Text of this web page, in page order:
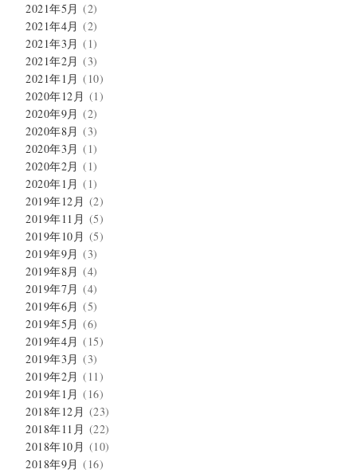
2021年5月 (2)
2021年4月 (2)
2021年3月 (1)
2021年2月 (3)
2021年1月 (10)
2020年12月 (1)
2020年9月 (2)
2020年8月 (3)
2020年3月 (1)
2020年2月 (1)
2020年1月 (1)
2019年12月 (2)
2019年11月 (5)
2019年10月 (5)
2019年9月 (3)
2019年8月 (4)
2019年7月 (4)
2019年6月 (5)
2019年5月 (6)
2019年4月 (15)
2019年3月 (3)
2019年2月 (11)
2019年1月 (16)
2018年12月 (23)
2018年11月 (22)
2018年10月 (10)
2018年9月 (16)